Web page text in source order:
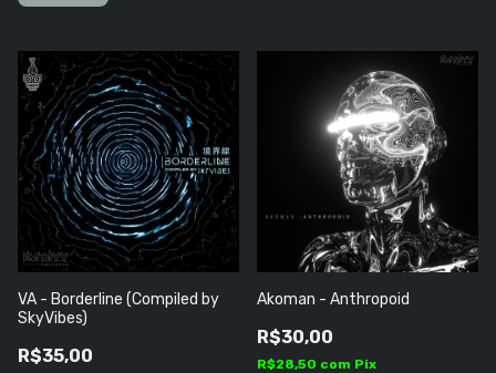
VA - Borderline (Compiled by
SkyVibes)
R$35,00
Akoman - Anthropoid
R$30,00
R$28,50 com Pix